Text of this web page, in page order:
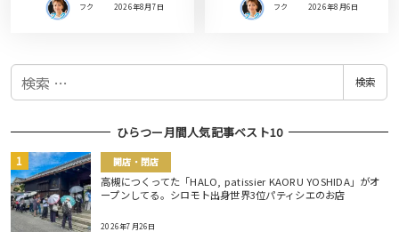
フク 2026年8月7日 フク 2026年8月6日
検
検索
ひらつー月間人気記事ベスト10
開店・閉店
高槻につくってた「HALO, patissier KAORU YOSHIDA」がオ
ープンしてる。シロモト出身世界3位パティシエのお店
2026年7月26日